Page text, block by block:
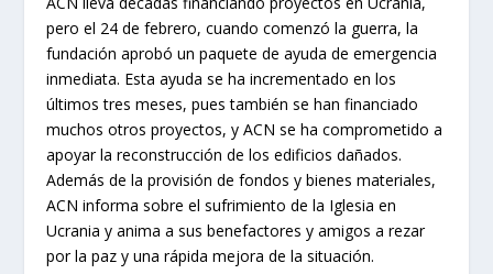
pero el 24 de febrero, cuando comenzó la guerra, la
fundación aprobó un paquete de ayuda de emergencia
inmediata. Esta ayuda se ha incrementado en los
últimos tres meses, pues también se han financiado
muchos otros proyectos, y ACN se ha comprometido a
apoyar la reconstrucción de los edificios dañados.
Además de la provisión de fondos y bienes materiales,
ACN informa sobre el sufrimiento de la Iglesia en
Ucrania y anima a sus benefactores y amigos a rezar
por la paz y una rápida mejora de la situación.